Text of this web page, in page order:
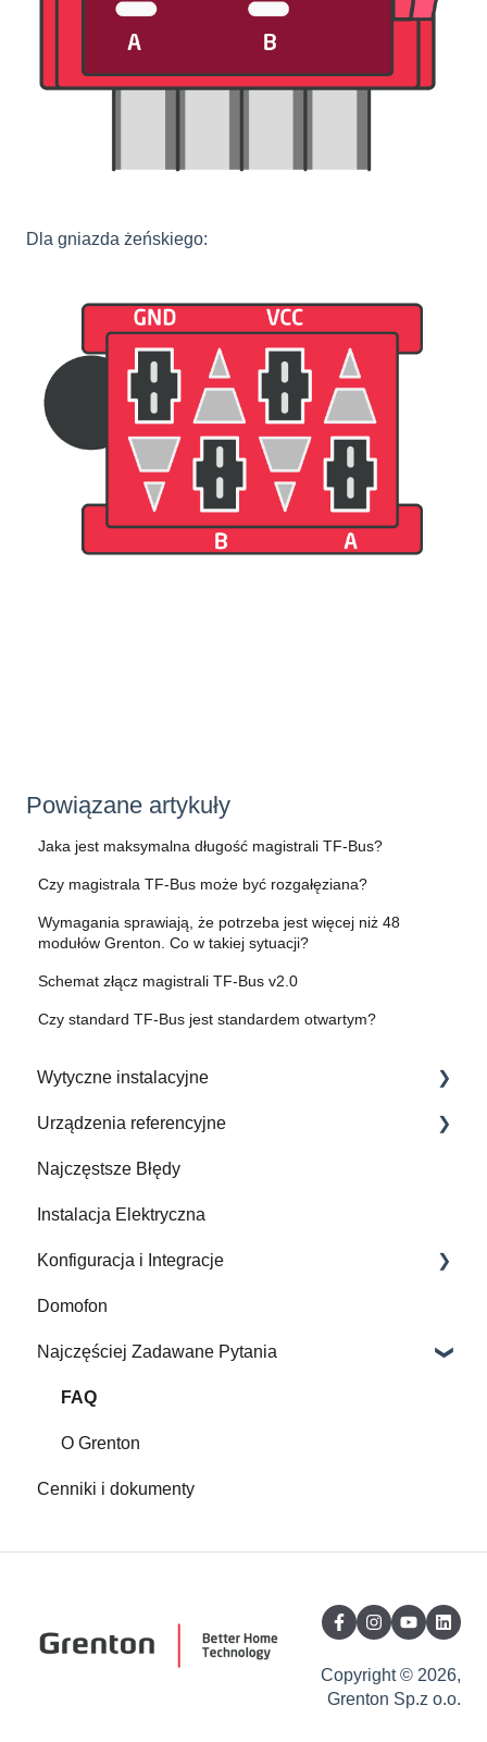
Dla gniazda żeńskiego:
Powiązane artykuły
Jaka jest maksymalna długość magistrali TF-Bus?
Czy magistrala TF-Bus może być rozgałęziana?
Wymagania sprawiają, że potrzeba jest więcej niż 48
modułów Grenton. Co w takiej sytuacji?
Schemat złącz magistrali TF-Bus v2.0
Czy standard TF-Bus jest standardem otwartym?
Wytyczne instalacyjne
Jak Wykonać Instalację Elektryczną
Urządzenia referencyjne
Zintegrowane urządzenia
Najczęstsze Błędy
Instalacja Elektryczna
Konfiguracja i Integracje
Gate Modbus
Videoszkolenia
Aplikacje
Gate HTTP
Smart Panel
Obiekty wirtualne
Domofon
Najczęściej Zadawane Pytania
FAQ
O Grenton
Cenniki i dokumenty
Copyright © 2026,
Grenton Sp.z o.o.